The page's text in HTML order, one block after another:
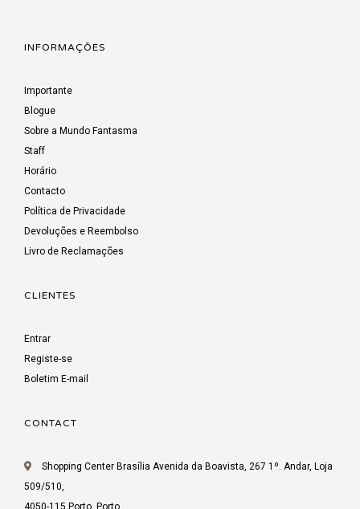
INFORMAÇÕES
Importante
Blogue
Sobre a Mundo Fantasma
Staff
Horário
Contacto
Política de Privacidade
Devoluções e Reembolso
Livro de Reclamações
CLIENTES
Entrar
Registe-se
Boletim E-mail
CONTACT
Shopping Center Brasília Avenida da Boavista, 267 1º. Andar, Loja
509/510,
4050-115 Porto, Porto